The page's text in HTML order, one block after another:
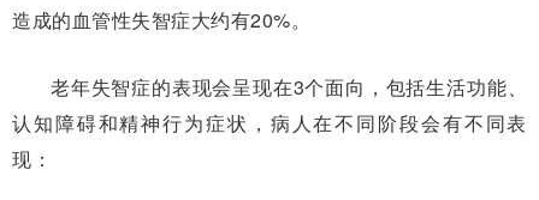
造成的血管性失智症大约有20%。
老年失智症的表现会呈现在3个面向，包括生活功能、
认知障碍和精神行为症状，病人在不同阶段会有不同表
现：